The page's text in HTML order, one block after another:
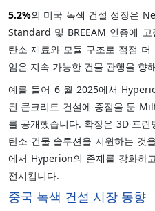
5.2%의 미국 녹색 건설 성장은
Standard 및 BREEAM 인증에
탄소 재료와 모듈 구조로 점점
임은 지속 가능한 건물 관행을 향
예를 들어 6 월 2025에서
된 콘크리트 건설에 중점을 둔
를 공개했습니다. 확장은 3D 프
탄소 건물 솔루션을 지원하는 것
에서 Hyperion의 존재를 강화하
전시킵니다.
중국 녹색 건설 시장 동향